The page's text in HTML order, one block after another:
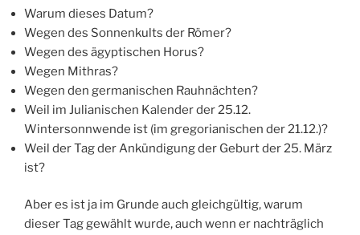
Warum dieses Datum?
Wegen des Sonnenkults der Römer?
Wegen des ägyptischen Horus?
Wegen Mithras?
Wegen den germanischen Rauhnächten?
Weil im Julianischen Kalender der 25.12.
Wintersonnwende ist (im gregorianischen der 21.12.)?
Weil der Tag der Ankündigung der Geburt der 25. März
ist?
Aber es ist ja im Grunde auch gleichgültig, warum
dieser Tag gewählt wurde, auch wenn er nachträglich